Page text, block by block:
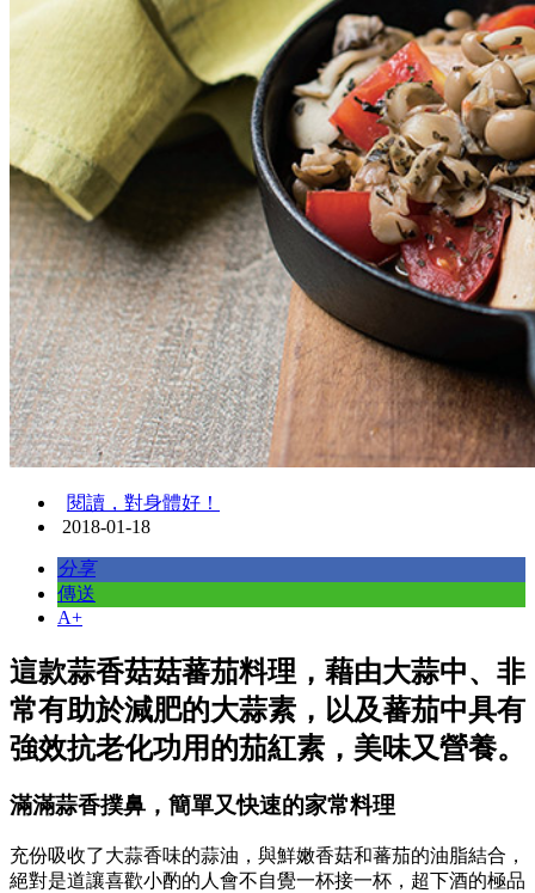
閱讀，對身體好！
2018-01-18
分享
傳送
A+
這款蒜香菇菇蕃茄料理，藉由大蒜中、非
常有助於減肥的大蒜素，以及蕃茄中具有
強效抗老化功用的茄紅素，美味又營養。
滿滿蒜香撲鼻，簡單又快速的家常料理
充份吸收了大蒜香味的蒜油，與鮮嫩香菇和蕃茄的油脂結合，
絕對是道讓喜歡小酌的人會不自覺一杯接一杯，超下酒的極品